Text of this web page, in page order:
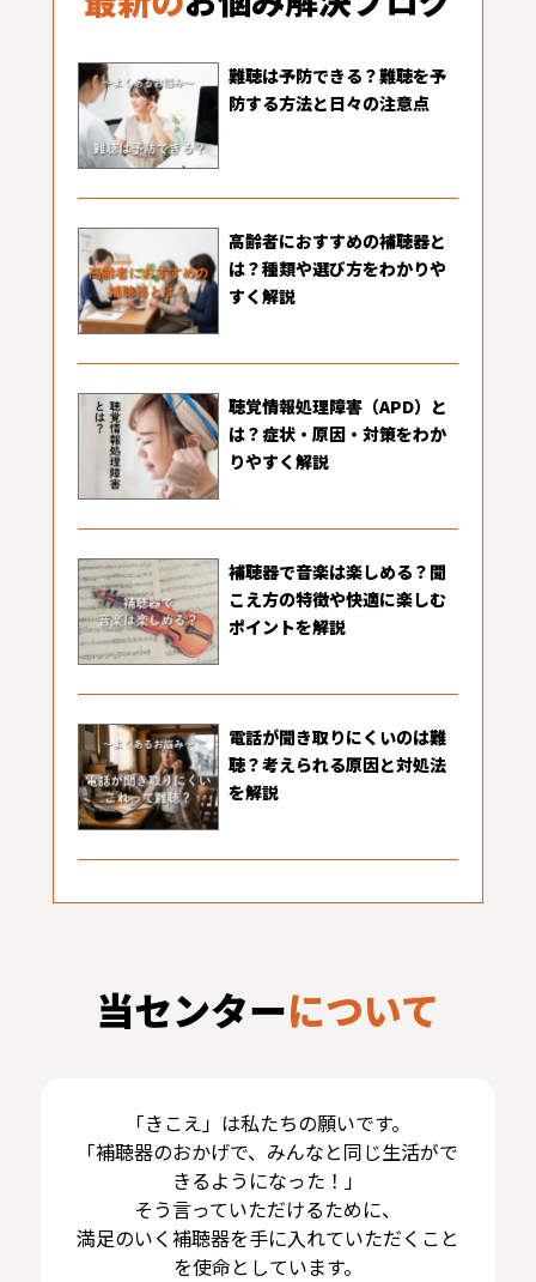
難聴は予防できる？難聴を予
防する方法と日々の注意点
高齢者におすすめの補聴器と
は？種類や選び方をわかりや
すく解説
聴覚情報処理障害（APD）と
は？症状・原因・対策をわか
りやすく解説
補聴器で音楽は楽しめる？聞
こえ方の特徴や快適に楽しむ
ポイントを解説
電話が聞き取りにくいのは難
聴？考えられる原因と対処法
を解説
当センターについて
「きこえ」は私たちの願いです。
「補聴器のおかげで、みんなと同じ生活がで
きるようになった！」
そう言っていただけるために、
満足のいく補聴器を手に入れていただくこと
を使命としています。